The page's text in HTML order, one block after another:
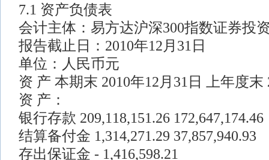
7.1 资产负债表
会计主体：易方达沪深300指数证券投
报告截止日：2010年12月31日
单位：人民币元
资 产 本期末 2010年12月31日 上年度末
资 产：
银行存款 209,118,151.26 172,647,174.46
结算备付金 1,314,271.29 37,857,940.93
存出保证金 - 1,416,598.21